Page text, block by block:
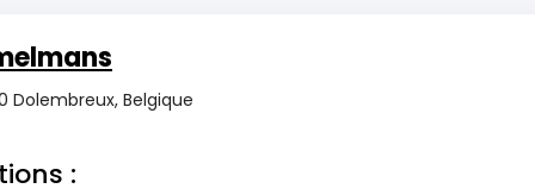
Dolembreux, Belgique
: